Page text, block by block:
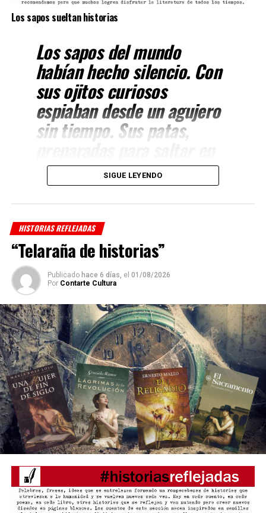
Los sapos sueltan historias
Los sapos del mundo
habían hecho silencio. Con
sus ojitos curiosos
espiaban desde un agujero
sin tiempo. Sus patas,
el momento oportuno, se
aferraban a la tierra. Sobre
su piel rugosa se ocultaban
historias, de sapos, por
supuesto.
Cuentan que una primera
palabra, atrapada en la
boca de un renacuajo
recién nacido, se estiró,
creció y se multiplicó hasta
formar una burbuja de
cuentos que flotaron en el
agua. Eran los cuentos que
habitaban el mundo de los
sapos y que se escondían
en sus lenguas pegajosas
para adherirse al paisaje y
SIGUE LEYENDO
HISTORIAS REFLEJADAS
“Telaraña de historias”
Publicado hace 6 días, el 01/08/2026
Por Contarte Cultura